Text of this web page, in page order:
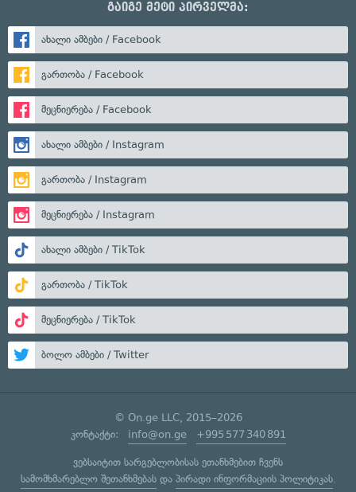
გაიგე მეტი პირველმა:
ახალი ამბები / Facebook
გართობა / Facebook
მეცნიერება / Facebook
ახალი ამბები / Instagram
გართობა / Instagram
მეცნიერება / Instagram
ახალი ამბები / TikTok
გართობა / TikTok
მეცნიერება / TikTok
ბოლო ამბები / Twitter
© On.ge LLC, 2015–2026
კონტაქტი: info@on.ge +995 577 340 891
ვებსაიტით სარგებლობისას ეთანხმებით ჩვენს
სამომხმარებლო შეთანხმებასდა პირადი ინფორმაციის პოლიტიკას.